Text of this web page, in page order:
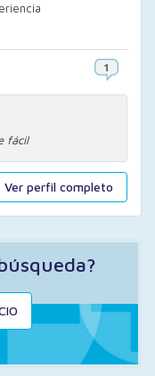
Ver perfil completo
fácil